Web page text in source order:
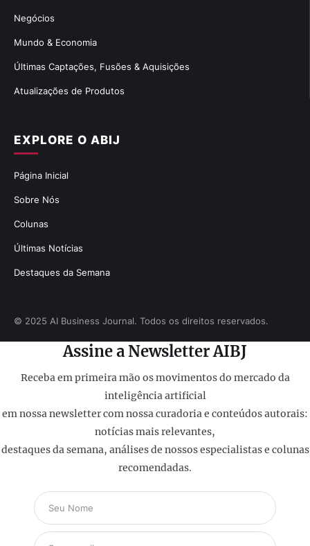
EXPLORE O ABIJ
Página Inicial
Sobre Nós
Colunas
Últimas Notícias
Destaques da Semana
Negócios
Mundo & Economia
Últimas Captações, Fusões & Aquisições
Atualizações de Produtos
© 2025 AI Business Journal. Todos os direitos reservados.
Assine a Newsletter AIBJ
Receba em primeira mão os movimentos do mercado da
inteligência artificial
em nossa newsletter com nossa curadoria e conteúdos autorais:
notícias mais relevantes,
destaques da semana, análises de nossos especialistas e colunas
recomendadas.